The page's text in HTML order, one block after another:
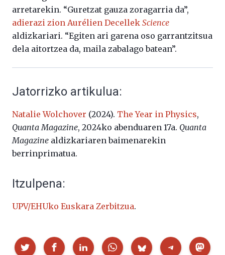
arretarekin. “Guretzat gauza zoragarria da”,
adierazi zion Aurélien Decellek Science
aldizkariari. “Egiten ari garena oso garrantzitsua
dela aitortzea da, maila zabalago batean”.
Jatorrizko artikulua:
Natalie Wolchover (2024). The Year in Physics,
Quanta Magazine, 2024ko abenduaren 17a. Quanta
Magazine aldizkariaren baimenarekin
berrinprimatua.
Itzulpena:
UPV/EHUko Euskara Zerbitzua.
Partekatu